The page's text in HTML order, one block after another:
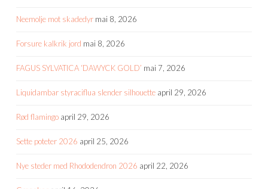
Neemolje mot skadedyr mai 8, 2026
Forsure kalkrik jord mai 8, 2026
FAGUS SYLVATICA ‘DAWYCK GOLD’ mai 7, 2026
Liquidambar styraciflua slender silhouette april 29, 2026
Rød flamingo april 29, 2026
Sette poteter 2026 april 25, 2026
Nye steder med Rhododendron 2026 april 22, 2026